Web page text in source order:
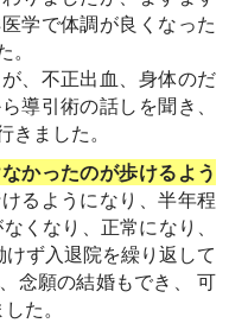
学で体調が良くなった
、不正出血、身体のだ
導引術の話しを聞き、
ました。
かったのが歩けるよう
るようになり、半年程
くなり、正常になり、
ず入退院を繰り返して
念願の結婚もでき、 可
た。